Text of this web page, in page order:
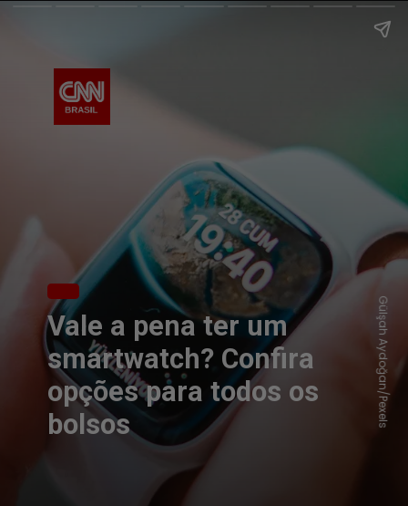
Vale a pena ter um
smartwatch? Confira
opções para todos os
bolsos
Gülşah Aydoğan/Pexels